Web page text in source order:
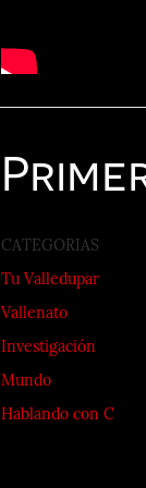
CATEGORIAS
Tu Valledupar
Vallenato
Investigación
Mundo
Hablando con C